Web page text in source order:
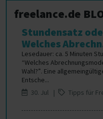
freelance.de
Stundensatz
Welches
Lesedauer: ca. 5 Minuten
“Welches
Wahl?”. Eine
Entsche...
30. Jul |
Tipps für